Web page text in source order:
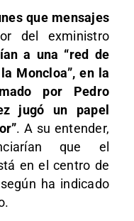
que mensajes
del exministro
a una “red de
Moncloa”, en la
por Pedro
jugó un papel
. A su entender,
que el
en el centro de
ha indicado